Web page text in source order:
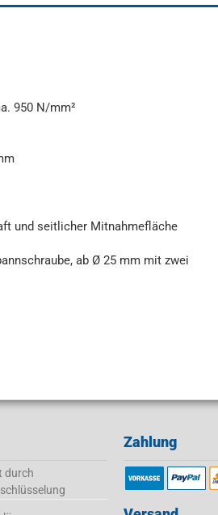
950 N/mm²
und seitlicher Mitnahmefläche
ab Ø 25 mm mit zwei
durch
Zahlung